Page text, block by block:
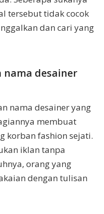
tersebut tidak cocok
dan cari yang
nama desainer
nama desainer yang
membuat
korban fashion sejati.
iklan tanpa
orang yang
dengan tulisan